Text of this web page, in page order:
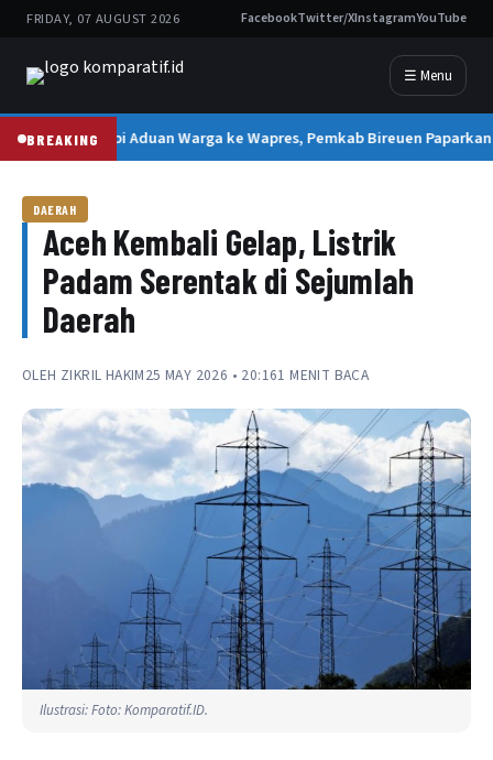
FRIDAY, 07 AUGUST 2026 FacebookTwitter/XInstagramYouTube
☰ Menu
BREAKING
Tanggapi Aduan Warga ke Wapres, Pemkab Bireuen
DAERAH
Aceh Kembali Gelap, Listrik
Padam Serentak di Sejumlah
Daerah
OLEH ZIKRIL HAKIM25 MAY 2026 • 20:161 MENIT BACA
Ilustrasi: Foto: Komparatif.ID.